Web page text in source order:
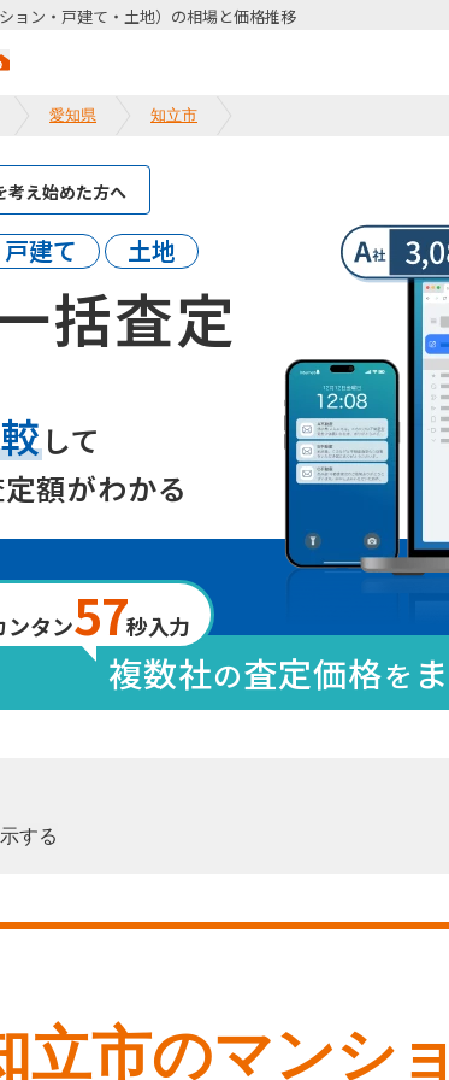
ョン・戸建て・土地）の相場と価格推移
愛知県 知立市
考え始めた方へ
戸建て 土地
括査定
して
額がわかる
ンタン57秒入力
複数社の査定価格を
する
立市のマンシ